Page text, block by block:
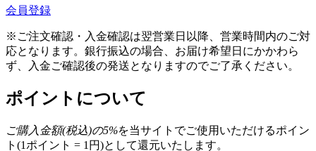
会員登録
※ご注文確認・入金確認は翌営業日以降、営業時間内のご対
応となります。銀行振込の場合、お届け希望日にかかわら
ず、入金ご確認後の発送となりますのでご了承ください。
ポイントについて
ご購入金額(税込)の5%を当サイトでご使用いただけるポイン
ト(1ポイント = 1円)として還元いたします。